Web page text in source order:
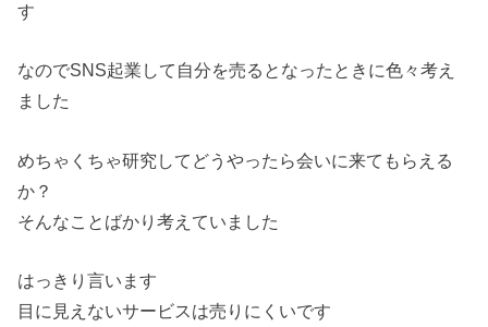
す
なのでSNS起業して自分を売るとなったときに色々考え
ました
めちゃくちゃ研究してどうやったら会いに来てもらえる
か？
そんなことばかり考えていました
はっきり言います
目に見えないサービスは売りにくいです